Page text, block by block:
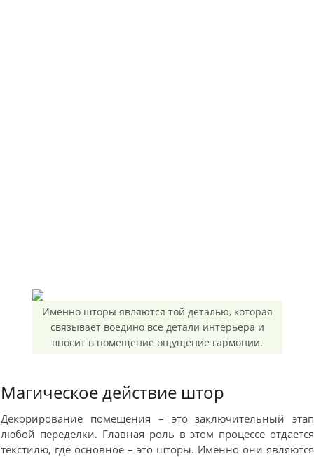
Именно шторы являются той деталью, которая
связывает воедино все детали интерьера и
вносит в помещение ощущение гармонии.
Магическое действие штор
Декорирование помещения – это заключительный этап
любой переделки. Главная роль в этом процессе отдается
текстилю, где основное – это шторы. Именно они являются